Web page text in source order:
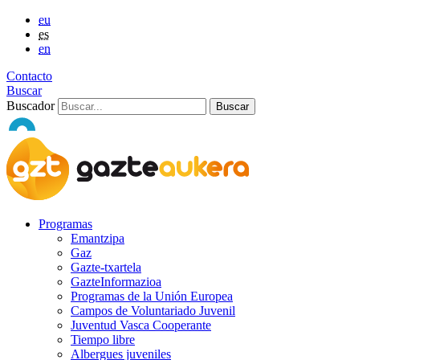
eu
es
en
Contacto
Buscar
Buscador
Programas
Emantzipa
Gaz
Gazte-txartela
GazteInformazioa
Programas de la Unión Europea
Campos de Voluntariado Juvenil
Juventud Vasca Cooperante
Tiempo libre
Albergues juveniles